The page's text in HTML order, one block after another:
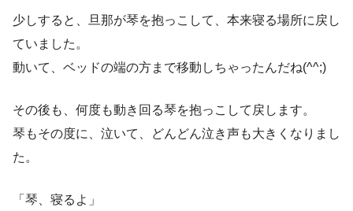
少しすると、旦那が琴を抱っこして、本来寝る場所に戻し
ていました。
動いて、ベッドの端の方まで移動しちゃったんだね(^^;)
その後も、何度も動き回る琴を抱っこして戻します。
琴もその度に、泣いて、どんどん泣き声も大きくなりまし
た。
「琴、寝るよ」